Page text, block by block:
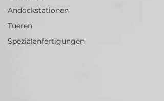
Andockstationen
Tueren
Spezialanfertigungen